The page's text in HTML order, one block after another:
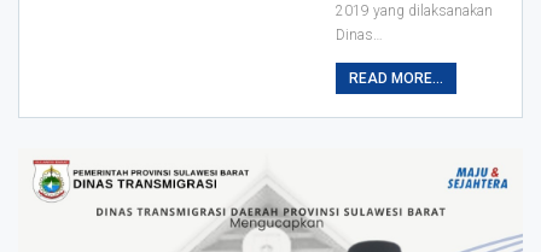
2019 yang dilaksanakan
Dinas…
READ MORE...